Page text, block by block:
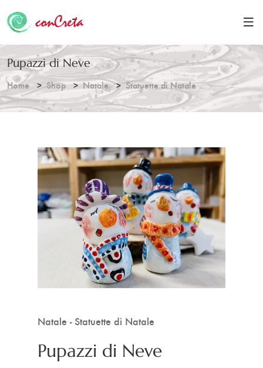
Pupazzi di Neve
Home Shop Natale Statuette di Natale
Natale - Statuette di Natale
Pupazzi di Neve